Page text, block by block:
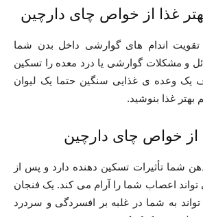
غذا از خواص چای دارچین
تقویت اندام های گوارشی داخل بدن شما
و مشکلات گوارشی یا درد معده را تسکین
یک وعده ی غذایی سنگین حتما یک لیوان
غذا بنوشید.
خواص چای دارچین
شما تأثیرات تسکین دهنده دارد و پس از
اعصاب شما را آرام می کند. یک فنجان
به شما در غلبه بر افسردگی و سردرد